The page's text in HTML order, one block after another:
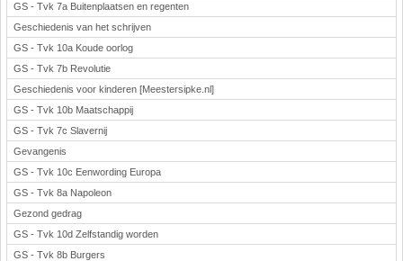
GS - Tvk 7a Buitenplaatsen en regenten
Geschiedenis van het schrijven
GS - Tvk 10a Koude oorlog
GS - Tvk 7b Revolutie
Geschiedenis voor kinderen [Meestersipke.nl]
GS - Tvk 10b Maatschappij
GS - Tvk 7c Slavernij
Gevangenis
GS - Tvk 10c Eenwording Europa
GS - Tvk 8a Napoleon
Gezond gedrag
GS - Tvk 10d Zelfstandig worden
GS - Tvk 8b Burgers